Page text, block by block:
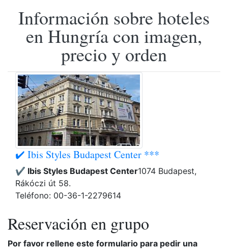
Información sobre hoteles
en Hungría con imagen,
precio y orden
✔️ Ibis Styles Budapest Center ***
✔️ Ibis Styles Budapest Center1074 Budapest,
Rákóczi út 58.
Teléfono: 00-36-1-2279614
Reservación en grupo
Por favor rellene este formulario para pedir una